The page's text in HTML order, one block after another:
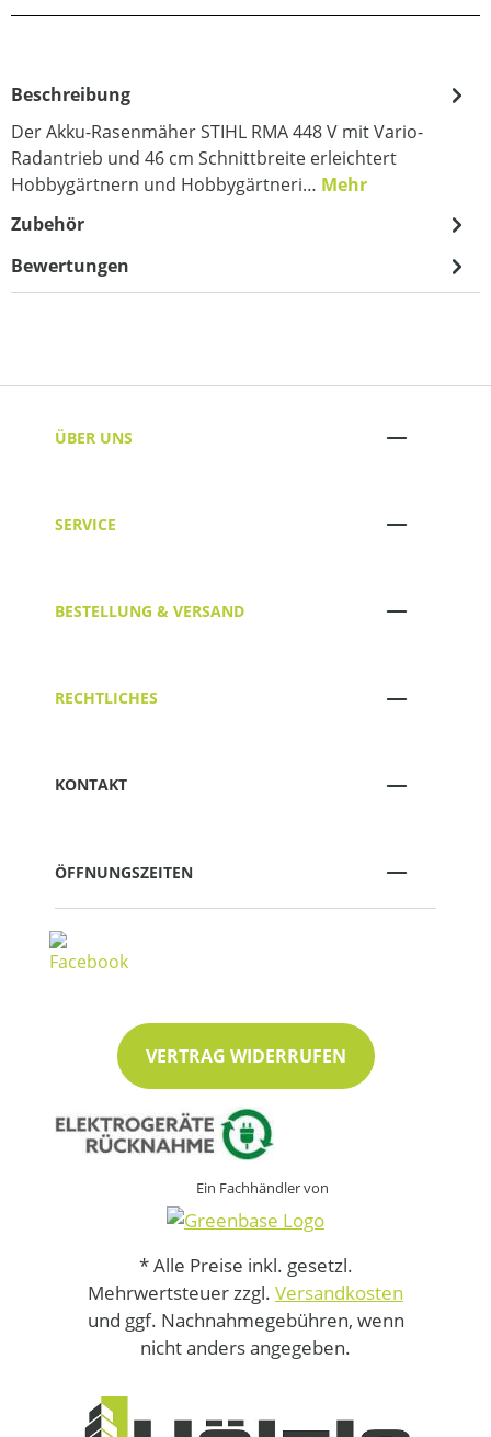
Beschreibung
Der Akku-Rasenmäher STIHL RMA 448 V mit Vario-
Radantrieb und 46 cm Schnittbreite erleichtert
Hobbygärtnern und Hobbygärtneri… Mehr
Zubehör
Bewertungen
ÜBER UNS
SERVICE
BESTELLUNG & VERSAND
RECHTLICHES
KONTAKT
ÖFFNUNGSZEITEN
VERTRAG WIDERRUFEN
Ein Fachhändler von
* Alle Preise inkl. gesetzl.
Mehrwertsteuer zzgl. Versandkosten
und ggf. Nachnahmegebühren, wenn
nicht anders angegeben.